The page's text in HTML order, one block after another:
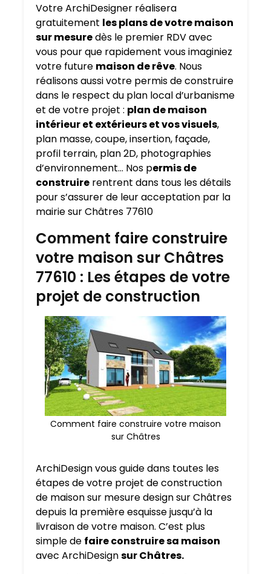
Votre ArchiDesigner réalisera
gratuitement les plans de votre maison
sur mesuredès le premier RDV avec
vous pour que rapidement vous imaginiez
votre future maison de rêve. Nous
réalisons aussi votre permis de construire
dans le respect du plan local d’urbanisme
et de votre projet : plan de maison
intérieur et extérieurs et vos visuels,
plan masse, coupe, insertion, façade,
profil terrain, plan 2D, photographies
d’environnement… Nos permis de
construire rentrent dans tous les détails
pour s’assurer de leur acceptation par la
mairie sur Châtres 77610
Comment faire construire
votre maison sur Châtres
77610 : Les étapes de votre
projet de construction
Comment faire construire votre maison
sur Châtres
ArchiDesign vous guide dans toutes les
étapes de votre projet de construction
de maison sur mesure design sur Châtres
depuis la première esquisse jusqu’à la
livraison de votre maison. C’est plus
simple de faire construire sa maison
avec ArchiDesignsur Châtres.